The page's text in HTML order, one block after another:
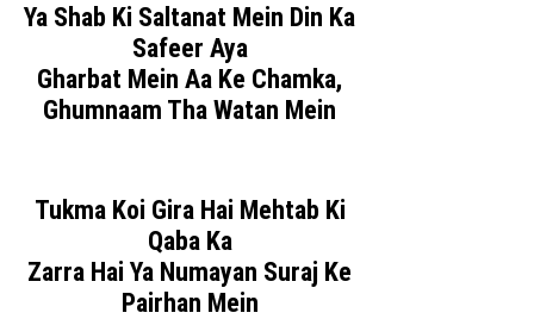
Ya Shab Ki Saltanat Mein Din Ka
Safeer Aya
Gharbat Mein Aa Ke Chamka,
Ghumnaam Tha Watan Mein
Tukma Koi Gira Hai Mehtab Ki
Qaba Ka
Zarra Hai Ya Numayan Suraj Ke
Pairhan Mein